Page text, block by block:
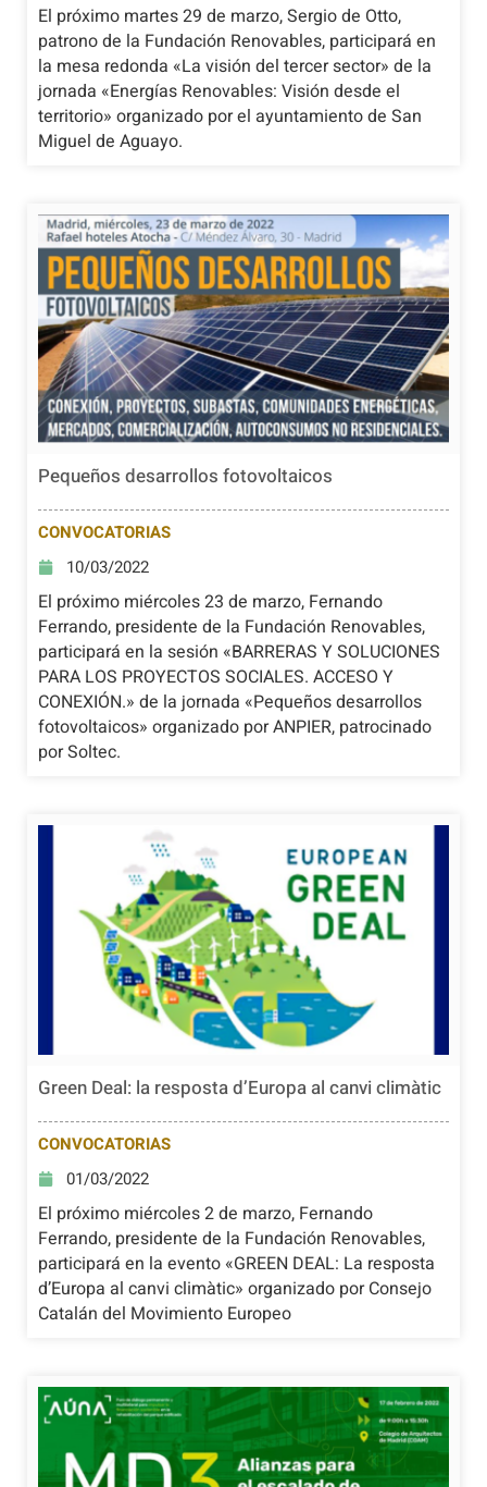
El próximo martes 29 de marzo, Sergio de Otto,
patrono de la Fundación Renovables, participará en
la mesa redonda «La visión del tercer sector» de la
jornada «Energías Renovables: Visión desde el
territorio» organizado por el ayuntamiento de San
Miguel de Aguayo.
Pequeños desarrollos fotovoltaicos
CONVOCATORIAS
10/03/2022
El próximo miércoles 23 de marzo, Fernando
Ferrando, presidente de la Fundación Renovables,
participará en la sesión «BARRERAS Y SOLUCIONES
PARA LOS PROYECTOS SOCIALES. ACCESO Y
CONEXIÓN.» de la jornada «Pequeños desarrollos
fotovoltaicos» organizado por ANPIER, patrocinado
por Soltec.
Green Deal: la resposta d’Europa al canvi climàtic
CONVOCATORIAS
01/03/2022
El próximo miércoles 2 de marzo, Fernando
Ferrando, presidente de la Fundación Renovables,
participará en la evento «GREEN DEAL: La resposta
d’Europa al canvi climàtic» organizado por Consejo
Catalán del Movimiento Europeo